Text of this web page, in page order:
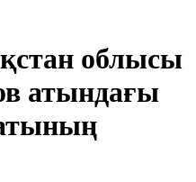
облысы
атындағы